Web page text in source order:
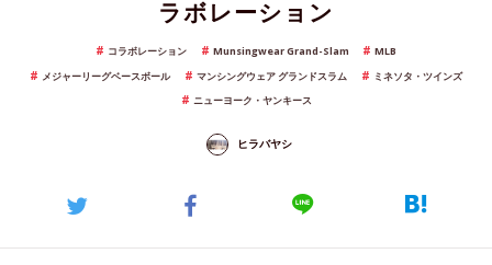
ラボレーション
コラボレーション Munsingwear Grand-Slam
MLB
メジャーリーグベースボール
マンシングウェア グランドスラム
ミネソタ・ツインズ
ニューヨーク・ヤンキース
ヒラバヤシ